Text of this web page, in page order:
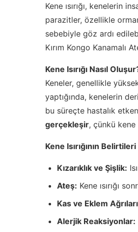
Kene ısırığı, kenelerin
parazitler, özellikle
sebebiyle göz ardı
Kırım Kongo Kanamalı
Kene Isırığı Nasıl
Keneler, genellikle
yaptığında, kenelerin
bu süreçte hastalık
gerçekleşir, çünkü kene
Kene Isırığının Belirtileri
Kızarıklık ve Şişlik:
Ateş: Kene ısırığı
Kas ve Eklem
Alerjik Reaksiyonlar: